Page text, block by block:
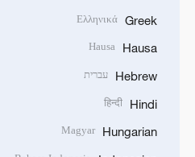
Greek
Ελληνικά
Hausa
Hausa
Hebrew עברית
Hindi
हिन्दी
Hungarian
Magyar